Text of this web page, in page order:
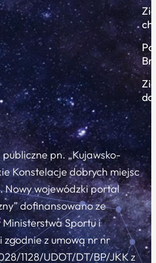
pn. „Kujawsko-
Konstelacje dobrych miejsc
Nowy wojewódzki portal
dofinansowano ze
Ministerstwa Sportu i
zgodnie z umową nr nr
1128/UDOT/DT/BP/JKK z